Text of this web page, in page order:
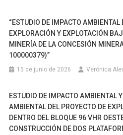
“ESTUDIO DE IMPACTO
EXPLORACIÓN Y EXPLOTACIÓN
MINERÍA DE LA CONCESIÓN
100000379)”
15 de junio de 2026 Verónica
ESTUDIO DE IMPACTO AMBIENTAL
AMBIENTAL DEL PROYECTO DE
DENTRO DEL BLOQUE 96 VHR
CONSTRUCCIÓN DE DOS